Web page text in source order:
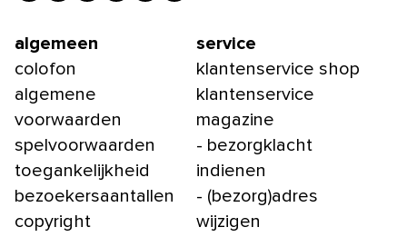
algemeen
colofon
algemene
voorwaarden
spelvoorwaarden
toegankelijkheid
bezoekersaantallen
copyright
service
klantenservice shop
klantenservice
magazine
- bezorgklacht
indienen
- (bezorg)adres
wijzigen